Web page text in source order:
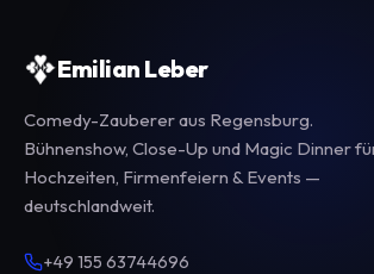
Emilian Leber
Comedy-Zauberer aus Regensburg.
Bühnenshow, Close-Up und Magic Dinner
Hochzeiten, Firmenfeiern & Events —
deutschlandweit.
+49 155 63744696